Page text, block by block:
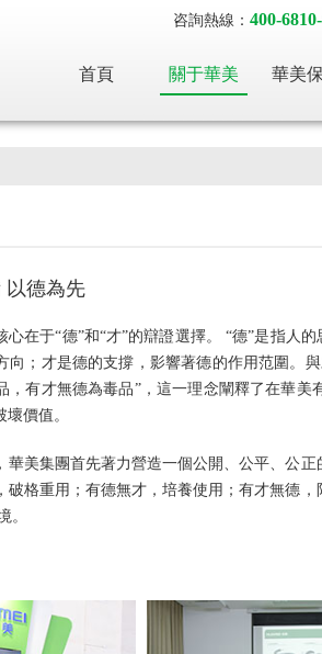
咨詢熱線： 400-
首頁 關于華美 華美
以德為先
心在于“德”和“才”的辯證選擇。 “德”是指人
向；才是德的支撐，影響著德的作用范圍。
，有才無德為毒品”，這一理念闡釋了在華
價值。
華美集團首先著力營造一個公開、公平、公
格重用；有德無才，培養使用；有才無德
。